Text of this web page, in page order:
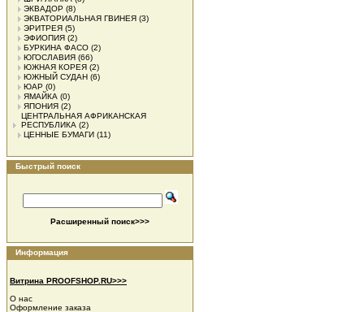
ЭКВАДОР (8)
ЭКВАТОРИАЛЬНАЯ ГВИНЕЯ (3)
ЭРИТРЕЯ (5)
ЭФИОПИЯ (2)
БУРКИНА ФАСО (2)
ЮГОСЛАВИЯ (66)
ЮЖНАЯ КОРЕЯ (2)
ЮЖНЫЙ СУДАН (6)
ЮАР (0)
ЯМАЙКА (0)
ЯПОНИЯ (2)
ЦЕНТРАЛЬНАЯ АФРИКАНСКАЯ
РЕСПУБЛИКА (2)
ЦЕННЫЕ БУМАГИ (11)
Быстрый поиск
Расширенный поиск>>>
Информация
Витрина PROOFSHOP.RU>>>
О нас
Оформление заказа